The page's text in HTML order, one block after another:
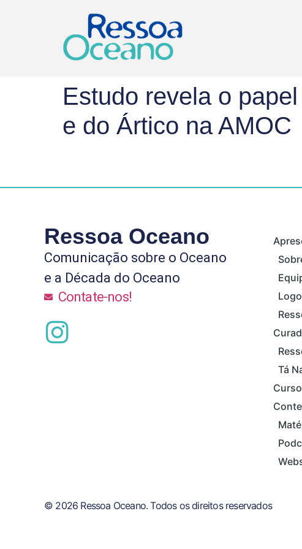
Estudo revela o
e do Ártico na AMOC
Ressoa Oceano
Comunicação sobre o Oceano
e a Década do Oceano
Contate-nos!
Tá
© 2026 Ressoa Oceano. Todos os direitos reservados